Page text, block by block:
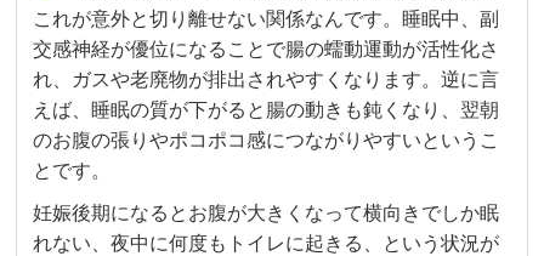
これが意外と切り離せない関係なんです。睡眠中、副
交感神経が優位になることで腸の蠕動運動が活性化さ
れ、ガスや老廃物が排出されやすくなります。逆に言
えば、睡眠の質が下がると腸の動きも鈍くなり、翌朝
のお腹の張りやポコポコ感につながりやすいというこ
とです。
妊娠後期になるとお腹が大きくなって横向きでしか眠
れない、夜中に何度もトイレに起きる、という状況が